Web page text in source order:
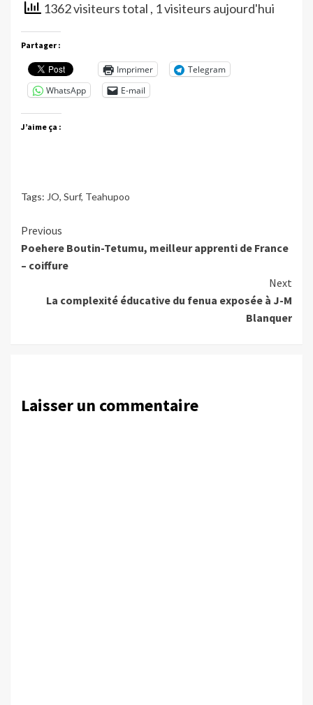
1362 visiteurs total , 1 visiteurs aujourd'hui
Partager :
Imprimer
Telegram
WhatsApp
E-mail
J’aime ça :
Tags: JO, Surf, Teahupoo
Continue
Reading
Previous
Poehere Boutin-Tetumu, meilleur apprenti de France
– coiffure
Next
La complexité éducative du fenua exposée à J-M
Blanquer
Laisser un commentaire